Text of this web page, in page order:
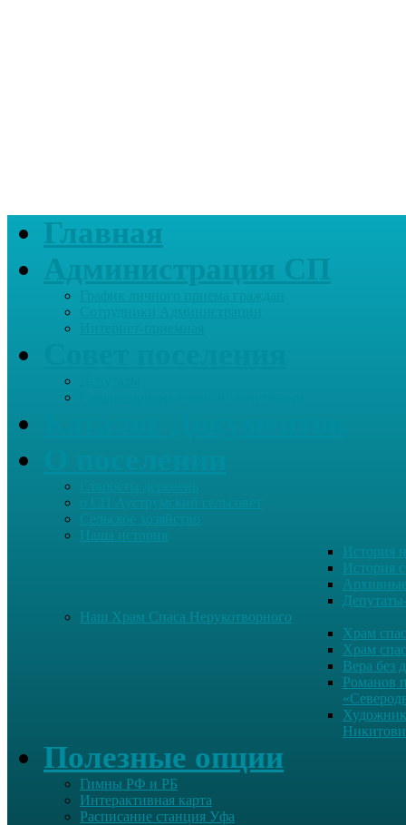
Главная
Наша история
История
История
Наш Храм Спаса Нерукотворного
Храм
Храм
Вера без
Романов
Полезные опции
Гимны РФ и РБ
Интерактивная карта
Расписание станция Уфа